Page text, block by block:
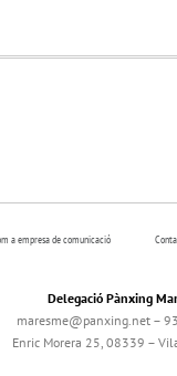
a empresa de comunicació
Delegació Pànxing
maresme@panxing.net –
Enric Morera 25, 08339 –